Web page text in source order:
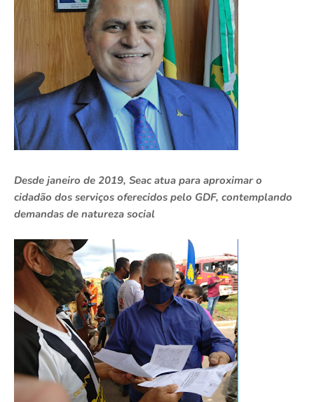
Desde janeiro de 2019, Seac atua para aproximar o
cidadão dos serviços oferecidos pelo GDF, contemplando
demandas de natureza social